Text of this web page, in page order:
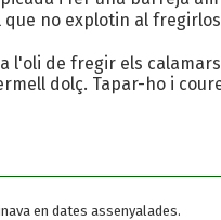
no explotin al
de fregir els
dolç. Tapar-ho i
en dates assenyalades.